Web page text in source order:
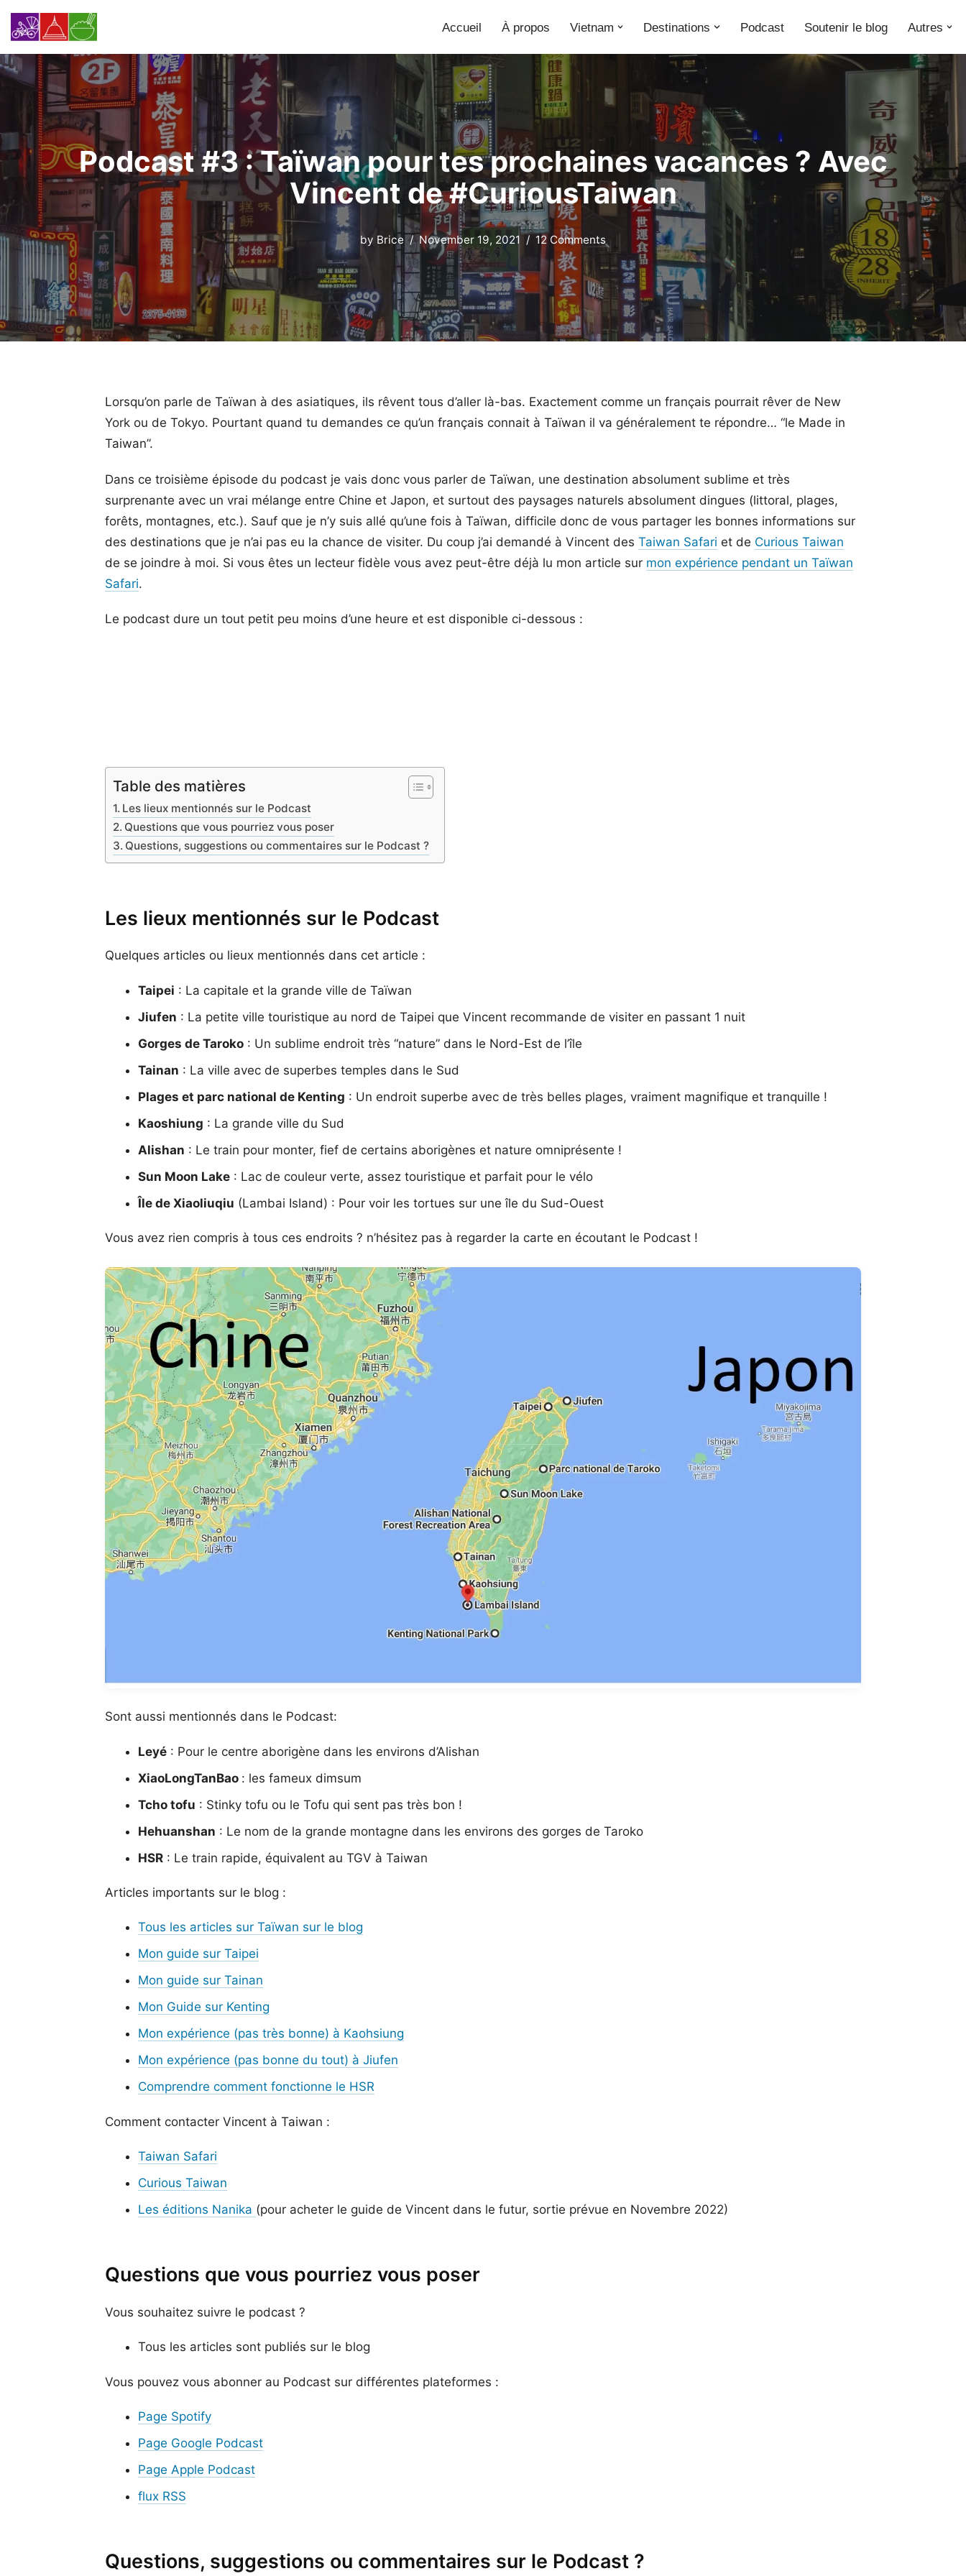
Skip
to
content
Accueil À propos Vietnam Destinations Podcast Soutenir le blog Autres
Podcast #3 : Taïwan pour tes prochaines vacances ? Avec
Vincent de #CuriousTaiwan
by Brice November 19, 2021 12 Comments
Lorsqu’on parle de Taïwan à des asiatiques, ils rêvent tous d’aller là-bas. Exactement comme un français pourrait rêver de New
York ou de Tokyo. Pourtant quand tu demandes ce qu’un français connait à Taïwan il va généralement te répondre… “le Made in
Taiwan”.
Dans ce troisième épisode du podcast je vais donc vous parler de Taïwan, une destination absolument sublime et très
surprenante avec un vrai mélange entre Chine et Japon, et surtout des paysages naturels absolument dingues (littoral, plages,
forêts, montagnes, etc.). Sauf que je n’y suis allé qu’une fois à Taïwan, difficile donc de vous partager les bonnes informations sur
des destinations que je n’ai pas eu la chance de visiter. Du coup j’ai demandé à Vincent des Taiwan Safari et de Curious Taiwan
de se joindre à moi. Si vous êtes un lecteur fidèle vous avez peut-être déjà lu mon article sur mon expérience pendant un Taïwan
Safari.
Le podcast dure un tout petit peu moins d’une heure et est disponible ci-dessous :
Table des matières
Les lieux mentionnés sur le Podcast
Questions que vous pourriez vous poser
Questions, suggestions ou commentaires sur le Podcast ?
Les lieux mentionnés sur le Podcast
Quelques articles ou lieux mentionnés dans cet article :
Taipei : La capitale et la grande ville de Taïwan
Jiufen : La petite ville touristique au nord de Taipei que Vincent recommande de visiter en passant 1 nuit
Gorges de Taroko: Un sublime endroit très “nature” dans le Nord-Est de l’île
Tainan : La ville avec de superbes temples dans le Sud
Plages et parc national de Kenting : Un endroit superbe avec de très belles plages, vraiment magnifique et tranquille !
Kaoshiung : La grande ville du Sud
Alishan : Le train pour monter, fief de certains aborigènes et nature omniprésente !
Sun Moon Lake: Lac de couleur verte, assez touristique et parfait pour le vélo
Île de Xiaoliuqiu (Lambai Island) : Pour voir les tortues sur une île du Sud-Ouest
Vous avez rien compris à tous ces endroits ? n’hésitez pas à regarder la carte en écoutant le Podcast !
Sont aussi mentionnés dans le Podcast:
Leyé: Pour le centre aborigène dans les environs d’Alishan
XiaoLongTanBao : les fameux dimsum
Tcho tofu : Stinky tofu ou le Tofu qui sent pas très bon !
Hehuanshan : Le nom de la grande montagne dans les environs des gorges de Taroko
HSR: Le train rapide, équivalent au TGV à Taiwan
Articles importants sur le blog :
Tous les articles sur Taïwan sur le blog
Mon guide sur Taipei
Mon guide sur Tainan
Mon Guide sur Kenting
Mon expérience (pas très bonne) à Kaohsiung
Mon expérience (pas bonne du tout) à Jiufen
Comprendre comment fonctionne le HSR
Comment contacter Vincent à Taiwan :
Taiwan Safari
Curious Taiwan
Les éditions Nanika (pour acheter le guide de Vincent dans le futur, sortie prévue en Novembre 2022)
Questions que vous pourriez vous poser
Vous souhaitez suivre le podcast ?
Tous les articles sont publiés sur le blog
Vous pouvez vous abonner au Podcast sur différentes plateformes :
Page Spotify
Page Google Podcast
Page Apple Podcast
flux RSS
Questions, suggestions ou commentaires sur le Podcast ?